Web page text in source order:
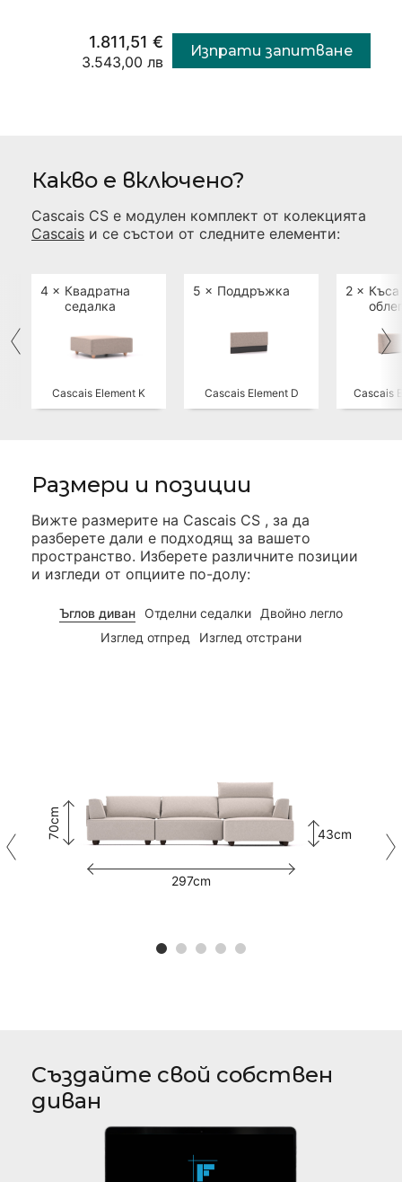
1.811,51 €
3.543,00 лв
Изпрати запитване
Какво е включено?
Cascais CS е модулен комплект от колекцията
Cascais и се състои от следните елементи:
4 × Квадратна
седалка
Cascais Element K
5 × Поддръжка
Cascais Element D
2 × Къса
Cascais
Размери и позиции
Вижте размерите на Cascais CS , за да
разберете дали е подходящ за вашето
пространство. Изберете различните позиции
и изгледи от опциите по-долу:
Ъглов диван Отделни седалки
Двойно легло
Изглед отпред
Изглед отстрани
70cm
297cm
43cm
Създайте свой собствен
диван